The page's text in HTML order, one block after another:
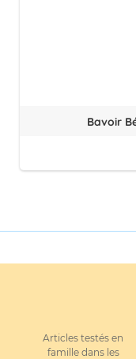
Bavoir
Articles testés en
famille dans les